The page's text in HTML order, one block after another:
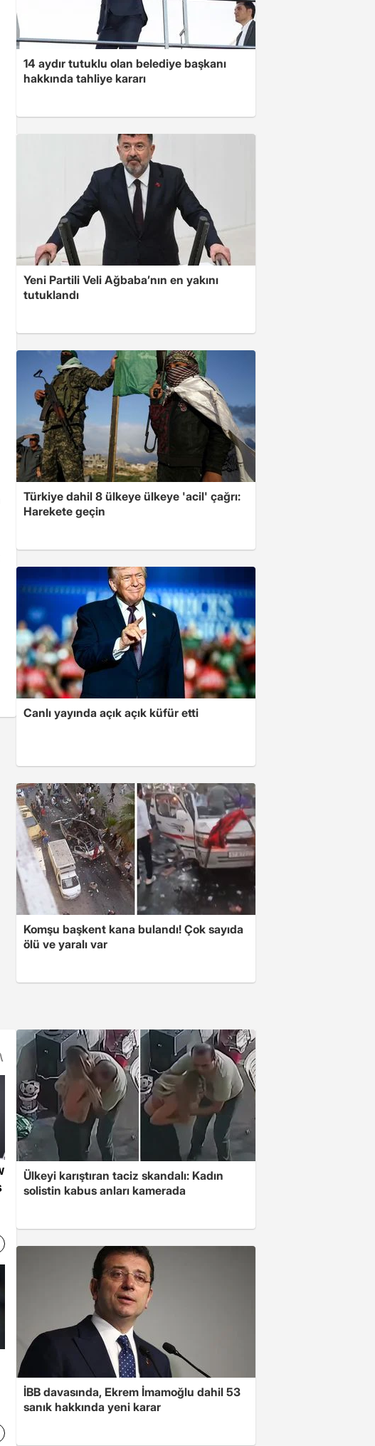
14 aydır tutuklu olan belediye başkanı
hakkında tahliye kararı
Yeni Partili Veli Ağbaba’nın en yakını
tutuklandı
Türkiye dahil 8 ülkeye ülkeye 'acil' çağrı:
Harekete geçin
Canlı yayında açık açık küfür etti
Komşu başkent kana bulandı! Çok sayıda
ölü ve yaralı var
Ülkeyi karıştıran taciz skandalı: Kadın
solistin kabus anları kamerada
İBB davasında, Ekrem İmamoğlu dahil 53
sanık hakkında yeni karar